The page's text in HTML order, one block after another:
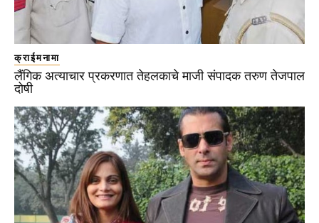
क्राईमनामा
लैंगिक अत्याचार प्रकरणात तेहलकाचे माजी संपादक तरुण तेजपाल
दोषी